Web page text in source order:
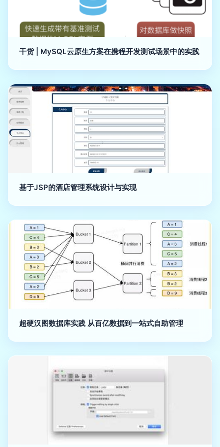
干货 | MySQL云原生方案在携程开发测试场景中的实践
基于JSP的酒店管理系统设计与实现
超硬汉图数据库实践 从百亿数据到一站式自助管理